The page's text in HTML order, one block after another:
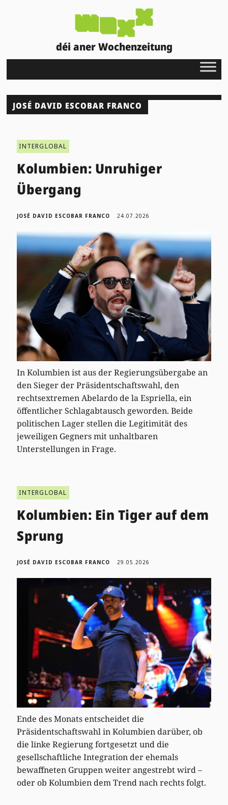
déi aner Wochenzeitung
JOSÉ DAVID ESCOBAR FRANCO
INTERGLOBAL
Kolumbien: Unruhiger
Übergang
JOSÉ DAVID ESCOBAR FRANCO 24.07.2026
In Kolumbien ist aus der Regierungsübergabe an
den Sieger der Präsidentschaftswahl, den
rechtsextremen Abelardo de la Espriella, ein
öffentlicher Schlagabtausch geworden. Beide
politischen Lager stellen die Legitimität des
jeweiligen Gegners mit unhaltbaren
Unterstellungen in Frage.
INTERGLOBAL
Kolumbien: Ein Tiger auf dem
Sprung
JOSÉ DAVID ESCOBAR FRANCO 29.05.2026
Ende des Monats entscheidet die
Präsidentschaftswahl in Kolumbien darüber, ob
die linke Regierung fortgesetzt und die
gesellschaftliche Integration der ehemals
bewaffneten Gruppen weiter angestrebt wird –
oder ob Kolumbien dem Trend nach rechts folgt.